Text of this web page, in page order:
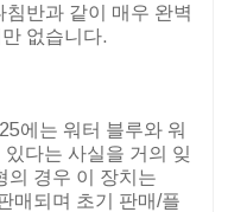
반과 같이 매우 완벽
없습니다.
에는 워터 블루와 워
다는 사실을 거의 잊
의 경우 이 장치는
매되며 초기 판매/플